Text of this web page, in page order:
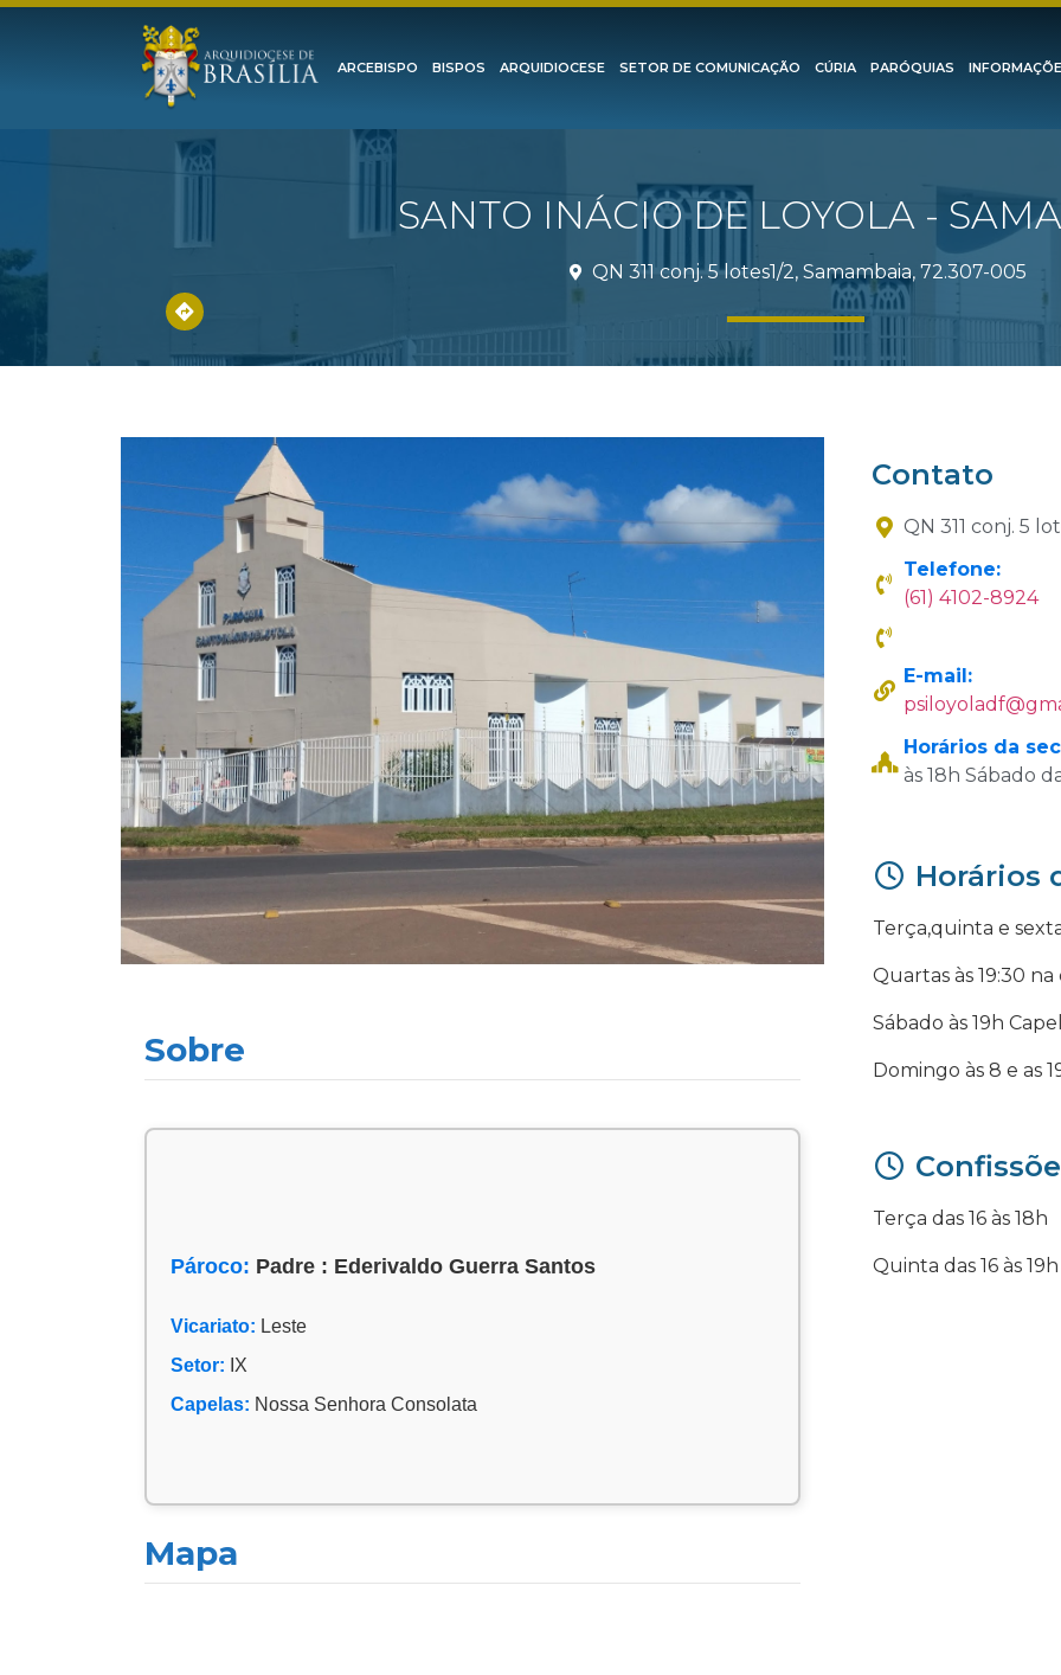
ARCEBISPO BISPOS ARQUIDIOCESE SETOR DE COMUNICAÇÃO CÚRIA PARÓQUIAS
SANTO INÁCIO DE LOYOLA -
QN 311 conj. 5 lotes1/2, Samambaia, 72.307-005
Sobre
Pároco: Padre : Ederivaldo Guerra Santos
Vicariato: Leste
Setor: IX
Capelas: Nossa Senhora Consolata
Mapa
Contato
QN 311 conj. 5
Telefone:
(61) 4102-8924
E-mail:
psiloyoladf@
Horários da
às 18h Sábado
Horários
Terça,quinta e
Quartas às 19:30 na
Sábado às 19h
Domingo às 8 e as
Terça das 16 às 18h
Quinta das 16 às 19h